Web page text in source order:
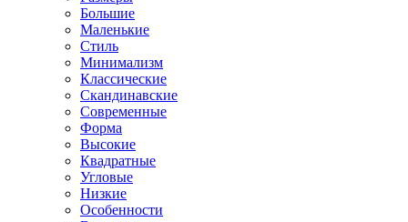
Большие
Маленькие
Стиль
Минимализм
Классические
Скандинавские
Современные
Форма
Высокие
Квадратные
Угловые
Низкие
Особенности